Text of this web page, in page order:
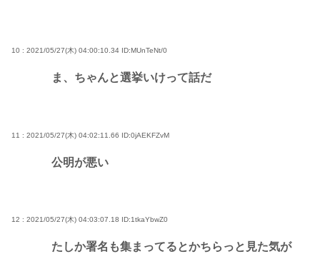
10 : 2021/05/27(木) 04:00:10.34 ID:MUnTeNt/0
ま、ちゃんと選挙いけって話だ
11 : 2021/05/27(木) 04:02:11.66 ID:0jAEKFZvM
公明が悪い
12 : 2021/05/27(木) 04:03:07.18 ID:1tkaYbwZ0
たしか署名も集まってるとかちらっと見た気が